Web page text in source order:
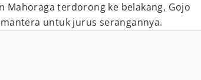
Mahoraga terdorong ke belakang, Gojo
untuk jurus serangannya.